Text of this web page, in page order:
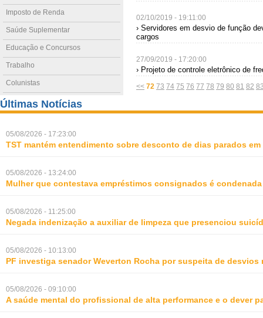
Imposto de Renda
Saúde Suplementar
Educação e Concursos
Trabalho
Colunistas
02/10/2019 - 19:11:00
› Servidores em desvio de função
cargos
27/09/2019 - 17:20:00
› Projeto de controle eletrônico de
<< 72 73 74 75 76 77 78 79 80 81 82
Últimas Notícias
05/08/2026 - 17:23:00
TST mantém entendimento sobre desconto de dias parados
05/08/2026 - 13:24:00
Mulher que contestava empréstimos consignados é
05/08/2026 - 11:25:00
Negada indenização a auxiliar de limpeza que presenciou
05/08/2026 - 10:13:00
PF investiga senador Weverton Rocha por suspeita de desvios
05/08/2026 - 09:10:00
A saúde mental do profissional de alta performance e o dever